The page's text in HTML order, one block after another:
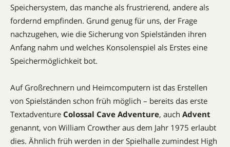
Speichersystem, das manche als frustrierend, andere als
fordernd empfinden. Grund genug für uns, der Frage
nachzugehen, wie die Sicherung von Spielständen ihren
Anfang nahm und welches Konsolenspiel als Erstes eine
Speichermöglichkeit bot.
Auf Großrechnern und Heimcomputern ist das Erstellen
von Spielständen schon früh möglich – bereits das erste
Textadventure Colossal Cave Adventure, auch Advent
genannt, von William Crowther aus dem Jahr 1975 erlaubt
dies. Ähnlich früh werden in der Spielhalle zumindest High